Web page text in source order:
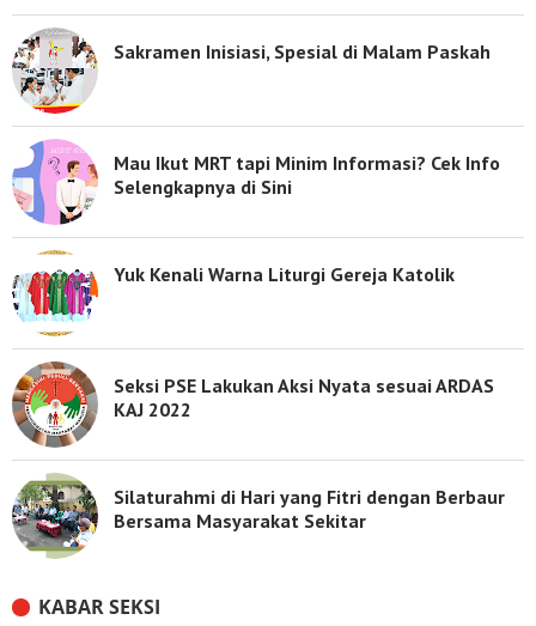
Sakramen Inisiasi, Spesial di Malam Paskah
Mau Ikut MRT tapi Minim Informasi? Cek Info
Selengkapnya di Sini
Yuk Kenali Warna Liturgi Gereja Katolik
Seksi PSE Lakukan Aksi Nyata sesuai ARDAS
KAJ 2022
Silaturahmi di Hari yang Fitri dengan Berbaur
Bersama Masyarakat Sekitar
KABAR SEKSI